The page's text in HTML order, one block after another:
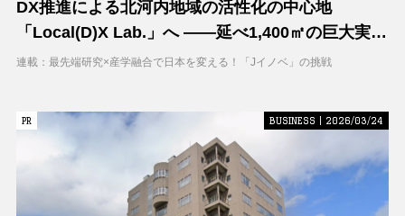
DX推進による北河内地域の活性化の中心地
「Local(D)X Lab.」へ ――延べ1,400㎡の巨大実証
空間で地域DXに挑む 大阪工業大学 DXフィールド
連載：最先端研究×産学融合で日本を変える！「Jイノベ」の挑戦
PR
PR BUSINESS | 2026/03/24